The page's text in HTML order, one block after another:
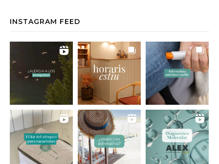
INSTAGRAM FEED